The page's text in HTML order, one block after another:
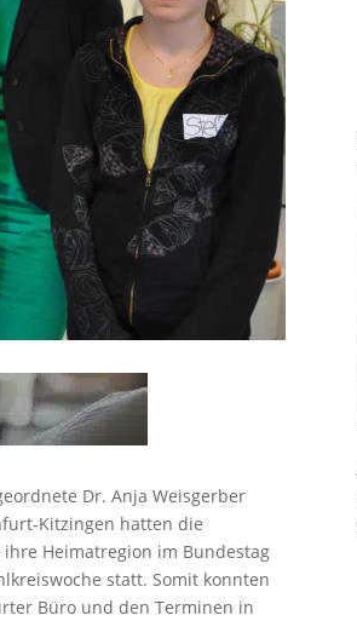
Dr. Anja Weisgerber
Kitzingen hatten die
Heimatregion im Bundestag
statt. Somit konnten
Büro und den Terminen in